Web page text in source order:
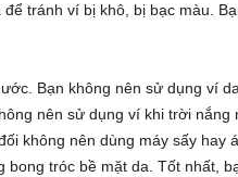
tránh ví bị khô, bị bạc màu.
Bạn không nên sử dụng ví
nên sử dụng ví khi trời
không nên dùng máy sấy
bong tróc bề mặt da. Tốt nhất,